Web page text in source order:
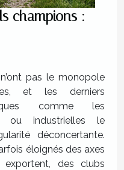
champions :
pas le monopole
et les derniers
comme les
ou industrielles le
déconcertante.
éloignés des axes
exportent, des clubs